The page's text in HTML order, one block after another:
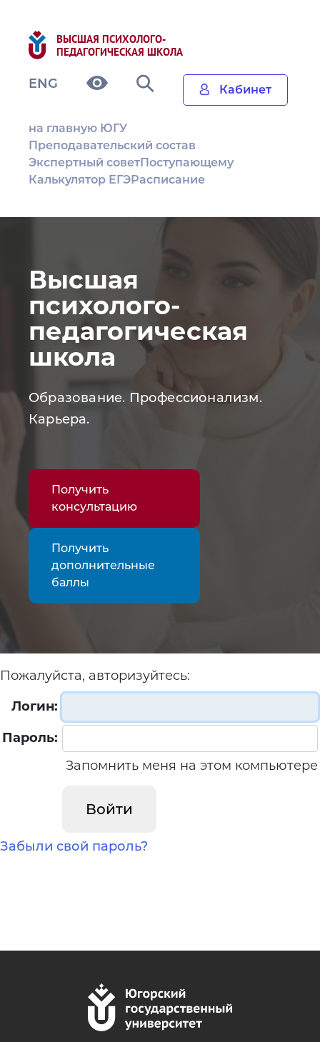
ВЫСШАЯ ПСИХОЛОГО-
ПЕДАГОГИЧЕСКАЯ ШКОЛА
ENG Кабинет
на главную ЮГУ
Преподавательский состав
Экспертный советПоступающему
Калькулятор ЕГЭРасписание
Высшая
психолого-
педагогическая
школа
Образование. Профессионализм.
Карьера.
Получить
консультацию
Получить
дополнительные
баллы
Пожалуйста, авторизуйтесь:
Логин:
Пароль:
Запомнить меня на этом компьютере
Забыли свой пароль?